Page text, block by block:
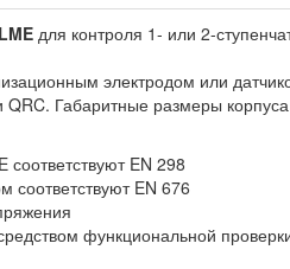
для контроля 1- или 2-
электродом или
Габаритные размеры
EN 298
соответствуют EN 676
функциональной